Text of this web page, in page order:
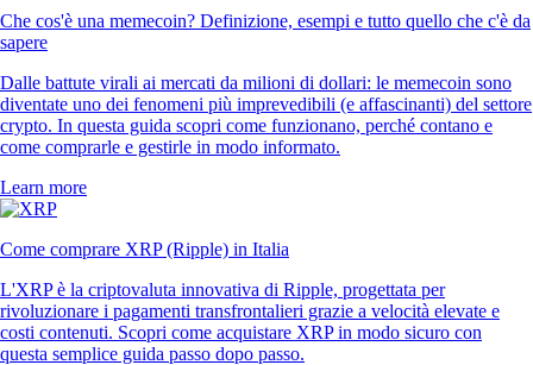
Che cos'è una memecoin? Definizione, esempi e tutto quello che c'è da
sapere
Dalle battute virali ai mercati da milioni di dollari: le memecoin sono
diventate uno dei fenomeni più imprevedibili (e affascinanti) del settore
crypto. In questa guida scopri come funzionano, perché contano e
come comprarle e gestirle in modo informato.
Learn more
Come comprare XRP (Ripple) in Italia
L'XRP è la criptovaluta innovativa di Ripple, progettata per
rivoluzionare i pagamenti transfrontalieri grazie a velocità elevate e
costi contenuti. Scopri come acquistare XRP in modo sicuro con
questa semplice guida passo dopo passo.